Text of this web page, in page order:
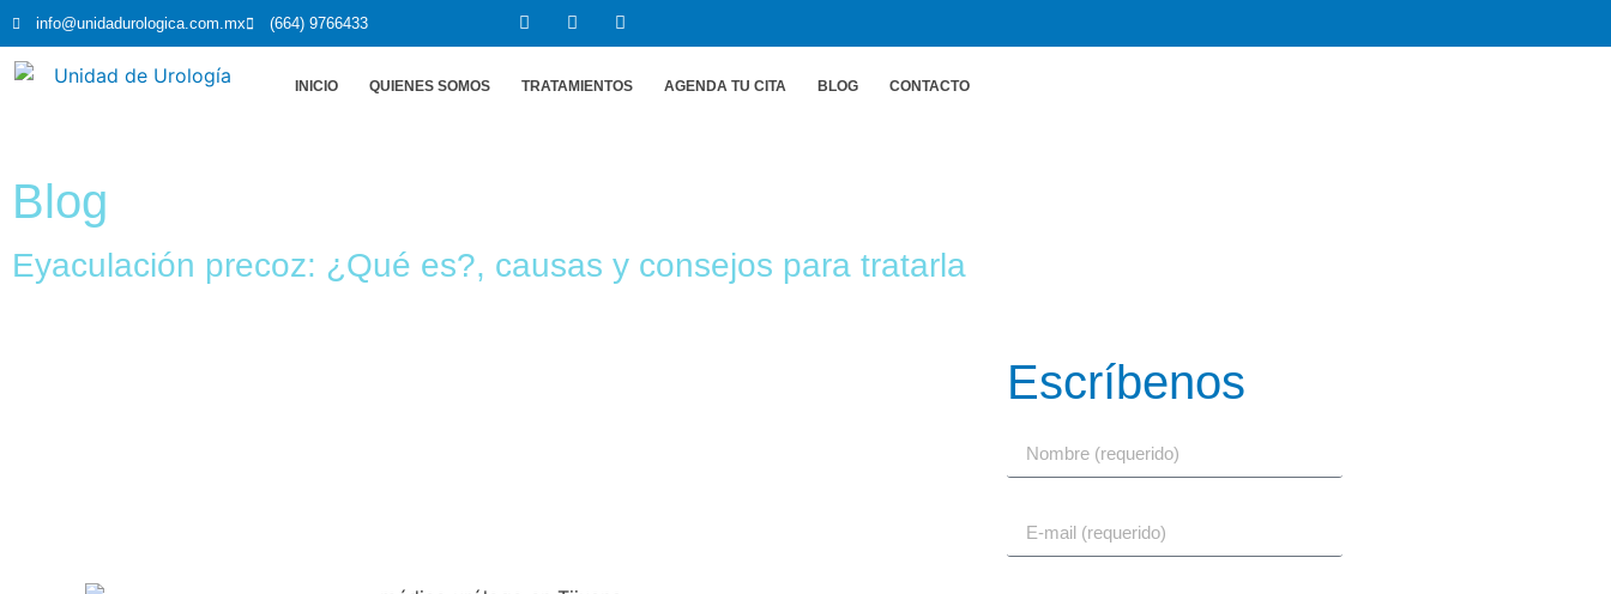
info@unidadurologica.com.mx (664) 9766433
INICIO QUIENES SOMOS TRATAMIENTOS AGENDA TU CITA BLOG CONTACTO
Blog
Eyaculación precoz: ¿Qué es?, causas y consejos para tratarla
Escríbenos